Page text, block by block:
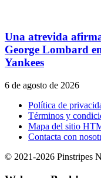
Una atrevida
George Lombard
Yankees
6 de agosto de 2026
Política de
Términos y
Mapa del sitio
Contacta con
© 2021-2026 Pinstripes